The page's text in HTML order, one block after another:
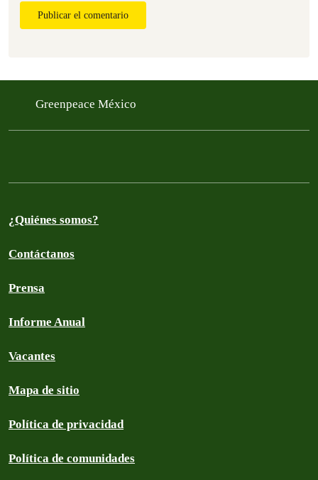
Publicar el comentario
Greenpeace México
¿Quiénes somos?
Contáctanos
Prensa
Informe Anual
Vacantes
Mapa de sitio
Política de privacidad
Política de comunidades